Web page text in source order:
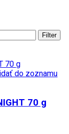
Filter
do zoznamu
70 g